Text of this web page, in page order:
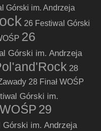
Górski im. Andrzeja
26 Festiwal Górski
26
Górski im. Andrzeja
28
28 Finał WOŚP
Górski im.
29
Górski im. Andrzeja